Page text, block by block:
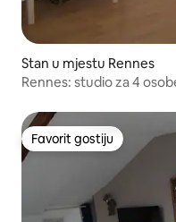
Stan u mjestu Rennes
Rennes: studio za 4
Favorit gostiju
Favorit gostiju